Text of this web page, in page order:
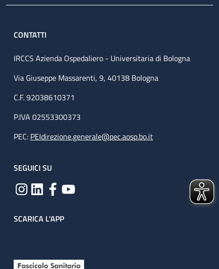
CONTATTI
IRCCS Azienda Ospedaliero - Universitaria di Bologna
Via Giuseppe Massarenti, 9, 40138 Bologna
C.F. 92038610371
P.IVA 02553300373
PEC: PEIdirezione.generale@pec.aosp.bo.it
SEGUICI SU
SCARICA L'APP